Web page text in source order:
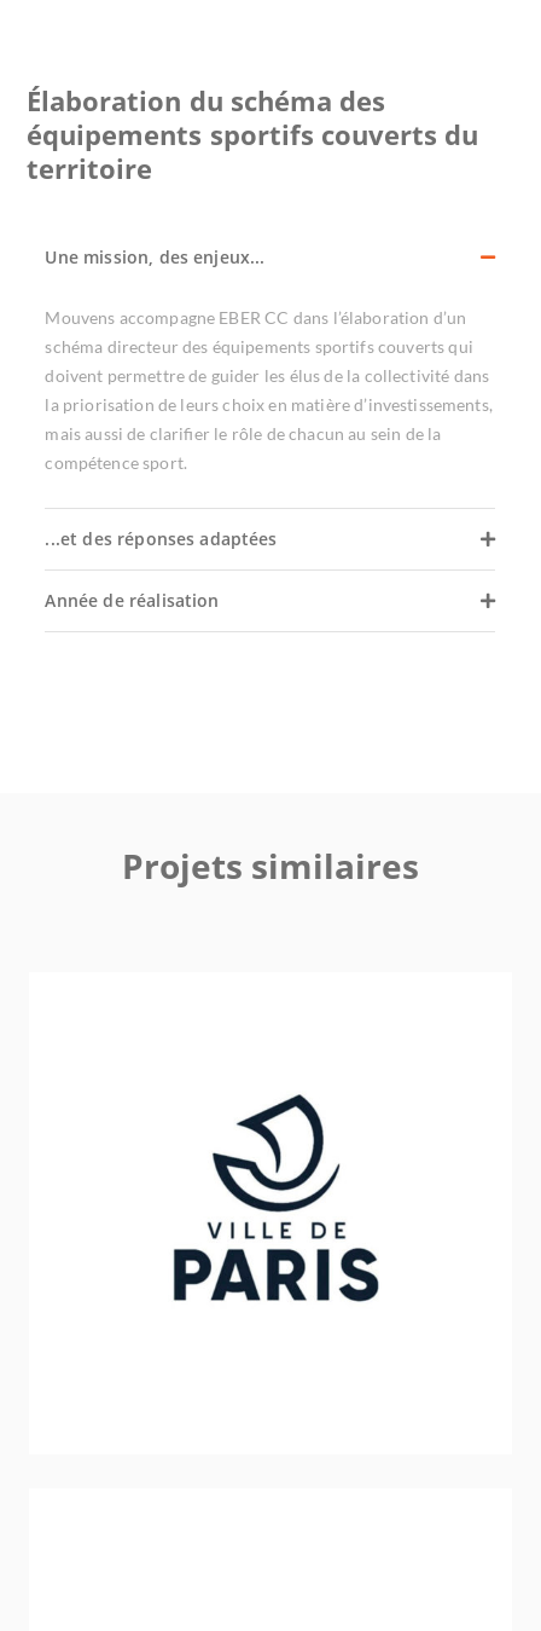
Élaboration du schéma des
équipements sportifs couverts du
territoire
Une mission, des enjeux...
Mouvens accompagne EBER CC dans l’élaboration d’un
schéma directeur des équipements sportifs couverts qui
doivent permettre de guider les élus de la collectivité dans
la priorisation de leurs choix en matière d’investissements,
mais aussi de clarifier le rôle de chacun au sein de la
compétence sport.
...et des réponses adaptées
Année de réalisation
Projets similaires
Ville de Paris
Sport - Loisirs - Jeunesse